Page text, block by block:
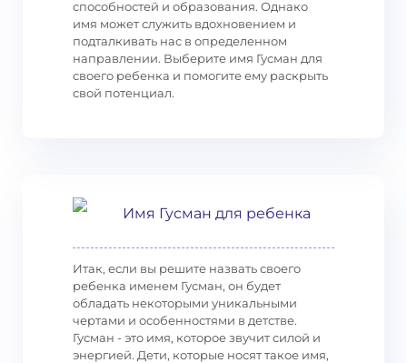
способностей и образования. Однако
имя может служить вдохновением и
подталкивать нас в определенном
направлении. Выберите имя Гусман для
своего ребенка и помогите ему раскрыть
свой потенциал.
Имя Гусман для ребенка
Итак, если вы решите назвать своего
ребенка именем Гусман, он будет
обладать некоторыми уникальными
чертами и особенностями в детстве.
Гусман - это имя, которое звучит силой и
энергией. Дети, которые носят такое имя,